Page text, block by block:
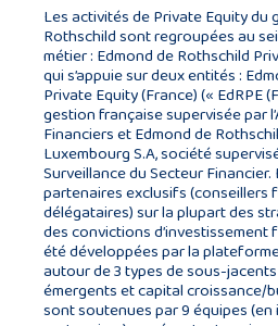
Les activités de Private Equity du
Rothschild sont regroupées au
métier : Edmond de Rothschild
qui s’appuie sur deux entités :
Private Equity (France) (« EdRPE
gestion française supervisée par
Financiers et Edmond de
Luxembourg S.A, société
Surveillance du Secteur Financier.
partenaires exclusifs (conseillers
délégataires) sur la plupart des
des convictions d’investissement
été développées par la
autour de 3 types de sous-
émergents et capital croissance/
sont soutenues par 9 équipes